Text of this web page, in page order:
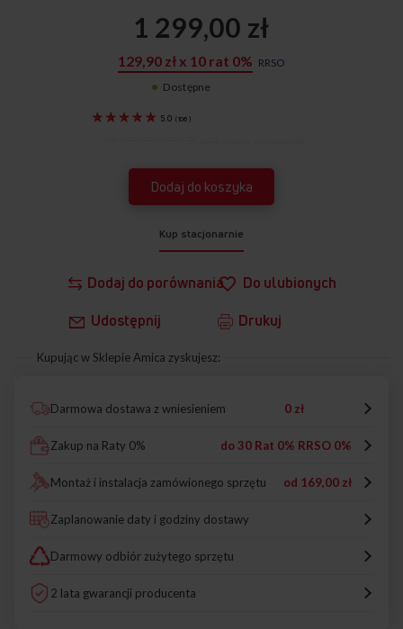
Dodaj do porównania Do ulubionych
Udostępnij Drukuj
5.0 (106 )
1 299,00 zł
129,90 zł x 10 rat 0% RRSO
Dostępne
Dodaj do koszyka
Kup stacjonarnie
Kupując w Sklepie Amica zyskujesz:
Darmowa dostawa z wniesieniem 0 zł
Zakup na Raty 0% do 30 Rat 0% RRSO 0%
Montaż i instalacja zamówionego sprzętu od 169,00 zł
Zaplanowanie daty i godziny dostawy
Darmowy odbiór zużytego sprzętu
2 lata gwarancji producenta